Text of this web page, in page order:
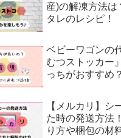
産)の解凍方法は
タレのレシピ！
ベビーワゴンの
むつストッカー
っちがおすすめ？
【メルカリ】シ
た時の発送方法
り方や梱包の材